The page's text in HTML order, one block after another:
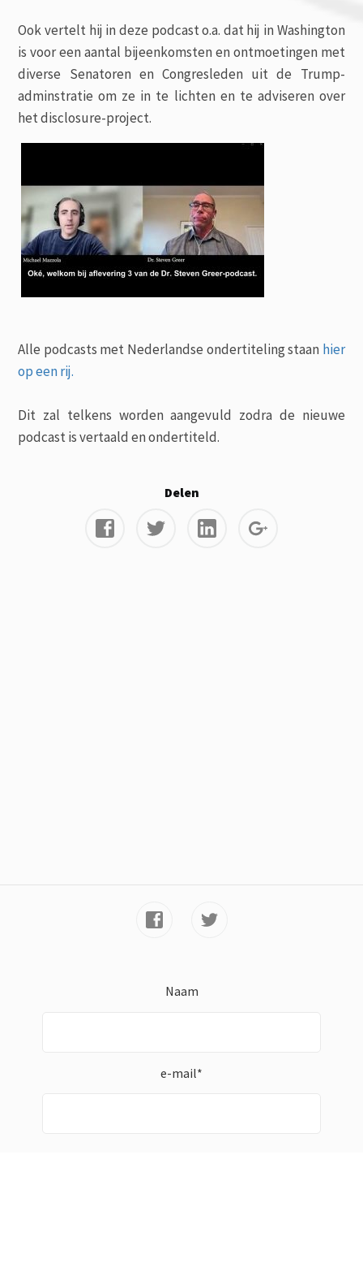
Ook vertelt hij in deze podcast o.a. dat hij in Washington
is voor een aantal bijeenkomsten en ontmoetingen met
diverse Senatoren en Congresleden uit de Trump-
adminstratie om ze in te lichten en te adviseren over
het disclosure-project.
Alle podcasts met Nederlandse ondertiteling staan hier
op een rij.
Dit zal telkens worden aangevuld zodra de nieuwe
podcast is vertaald en ondertiteld.
Delen
Naam
e-mail*